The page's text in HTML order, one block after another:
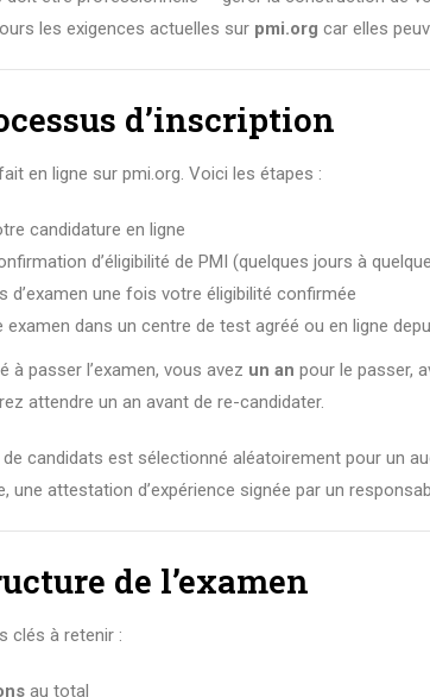
les exigences actuelles sur pmi.org car elles
d’inscription
en ligne sur pmi.org. Voici les étapes :
candidature en ligne
d’éligibilité de PMI (quelques jours à
d’examen une fois votre éligibilité confirmée
examen dans un centre de test agréé ou en ligne
à passer l’examen, vous avez un an pour le passer,
attendre un an avant de re-candidater.
candidats est sélectionné aléatoirement pour un
une attestation d’expérience signée par un
de l’examen
clés à retenir :
au total